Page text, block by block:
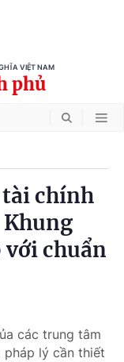
VIỆT NAM
phủ
chính
Khung
với chuẩn
các trung tâm
pháp lý cần thiết